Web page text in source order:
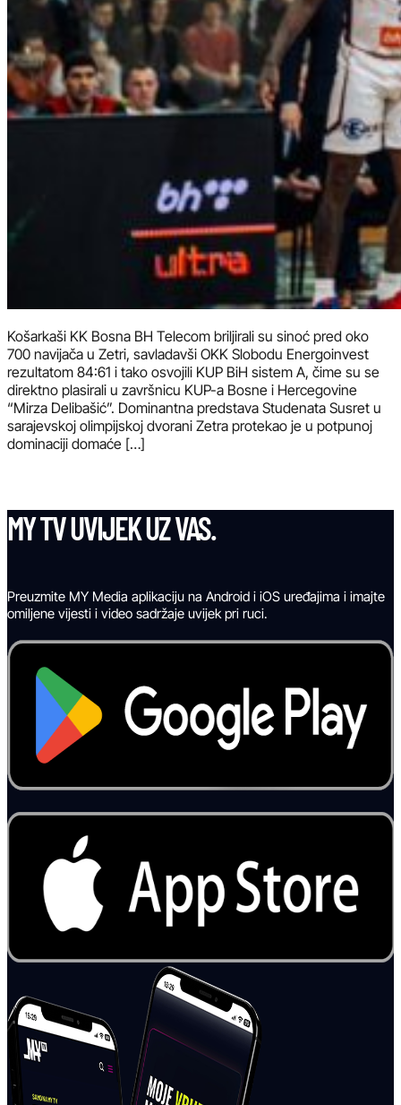
Košarkaši KK Bosna BH Telecom briljirali su sinoć pred oko
700 navijača u Zetri, savladavši OKK Slobodu Energoinvest
rezultatom 84:61 i tako osvojili KUP BiH sistem A, čime su se
direktno plasirali u završnicu KUP-a Bosne i Hercegovine
“Mirza Delibašić”. Dominantna predstava Studenata Susret u
sarajevskoj olimpijskoj dvorani Zetra protekao je u potpunoj
dominaciji domaće […]
MY TV UVIJEK UZ VAS.
Preuzmite MY Media aplikaciju na Android i iOS uređajima i imajte
omiljene vijesti i video sadržaje uvijek pri ruci.